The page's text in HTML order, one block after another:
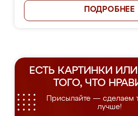
ПОДРОБНЕЕ
ЕСТЬ КАРТИНКИ
ТОГО, ЧТО
Присылайте — сделаем
лучше!